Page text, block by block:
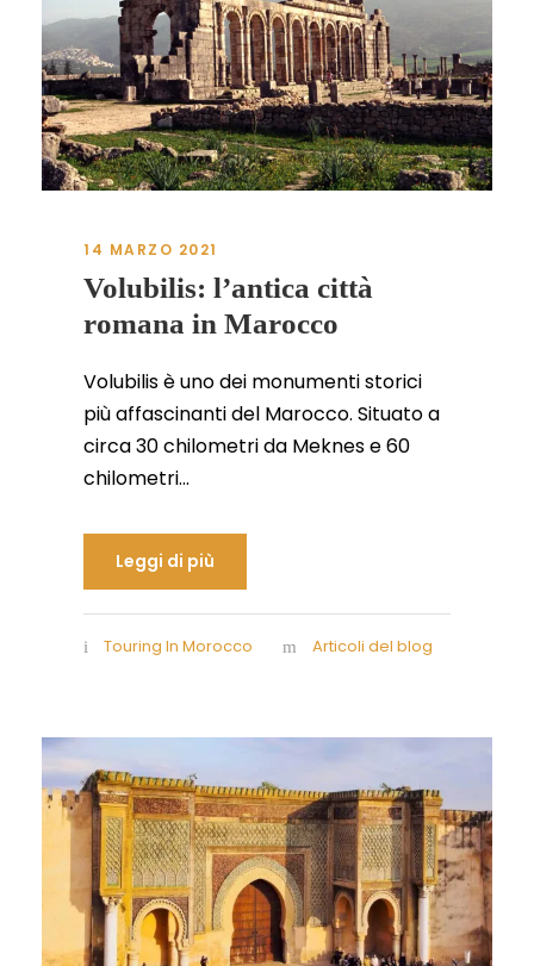
14 MARZO 2021
Volubilis: l’antica città
romana in Marocco
Volubilis è uno dei monumenti storici
più affascinanti del Marocco. Situato a
circa 30 chilometri da Meknes e 60
chilometri...
Leggi di più
Touring In Morocco Articoli del blog